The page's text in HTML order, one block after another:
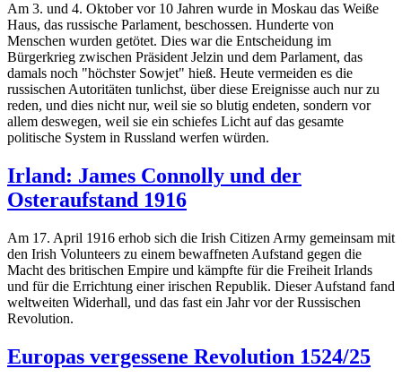
Am 3. und 4. Oktober vor 10 Jahren wurde in Moskau das Weiße
Haus, das russische Parlament, beschossen. Hunderte von
Menschen wurden getötet. Dies war die Entscheidung im
Bürgerkrieg zwischen Präsident Jelzin und dem Parlament, das
damals noch "höchster Sowjet" hieß. Heute vermeiden es die
russischen Autoritäten tunlichst, über diese Ereignisse auch nur zu
reden, und dies nicht nur, weil sie so blutig endeten, sondern vor
allem deswegen, weil sie ein schiefes Licht auf das gesamte
politische System in Russland werfen würden.
Irland: James Connolly und der
Osteraufstand 1916
Am 17. April 1916 erhob sich die Irish Citizen Army gemeinsam mit
den Irish Volunteers zu einem bewaffneten Aufstand gegen die
Macht des britischen Empire und kämpfte für die Freiheit Irlands
und für die Errichtung einer irischen Republik. Dieser Aufstand fand
weltweiten Widerhall, und das fast ein Jahr vor der Russischen
Revolution.
Europas vergessene Revolution 1524/25